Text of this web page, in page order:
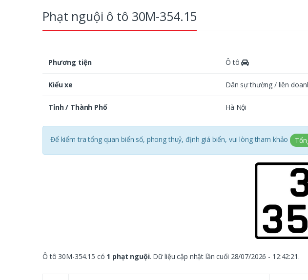
Phạt nguội ô tô 30M-354.15
Phương tiện Ô tô
Kiểu xe Dân sự thường / liên
Tỉnh / Thành Phố Hà Nội
Để kiểm tra tổng quan biển số, phong thuỷ, định giá biển, vui lòng tham khảo
Ô tô 30M-354.15 có 1 phạt nguội. Dữ liệu cập nhật lần cuối 28/07/2026 - 12:42:21.